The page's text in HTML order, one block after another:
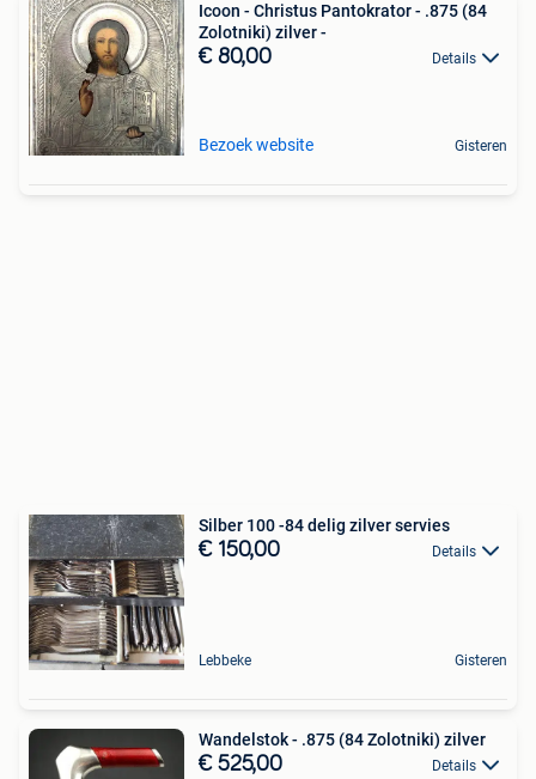
Icoon - Christus Pantokrator - .875 (84
Zolotniki) zilver -
€ 80,00 Details
Bezoek website Gisteren
Silber 100 -84 delig zilver servies
€ 150,00 Details
Lebbeke Gisteren
Wandelstok - .875 (84 Zolotniki) zilver
€ 525,00 Details